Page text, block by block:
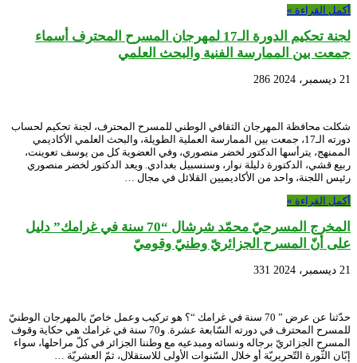
أكمل القراءة »
لجنة تحكيم الدورة الـ17 لمهرجان المسرح المحترف أسماء
جمعت بين الممارسة الفنية والبحث العلمي
21 ديسمبر، 2024 286
شكلت محافظة المهرجان الثقافي الوطني للمسرح المحترف، لجنة تحكيم لحساب
دورته الـ17، جمعت بين الممارسة العملية الطويلة، والبحث العلمي الأكاديمي
الممنهج، يترأسها الدكتور لخضر منصوري، وفي العضوية كل من يوسف تعوينت،
ربيع قشي، الدكتورة دليلة نوار، وسنسبيل بغدادي. ويعد الدكتور لخضر منصوري
رئيس اللجنة، واحد من الأكاديميين القلائل في مجال …
أكمل القراءة »
المخرج المسرحيّ محمّد شرشال “70 سنة في غرامك” دليل
على أنّ المسرح الجزائريّ وطنيّ وقوميّ
21 ديسمبر، 2024 331
حدّثنا عن عرض ” 70 سنة في غرامك “؟ هو تركيب وعمل خاصّ بالمهرجان الوطنيّ
للمسرح المحترف في دورته السّابعة عشرة. و70 سنة في غرامك هي حكاية وقوف
المسرح الجزائريّ برجاله ونسائه ومبدعيه مع وطننا الجزائر في كلّ مراحلها، سواء
إبّان الثّورة التّحريريّة أو خلال السّنوات الأولى للاستقلال، ثمّ العشريّة …